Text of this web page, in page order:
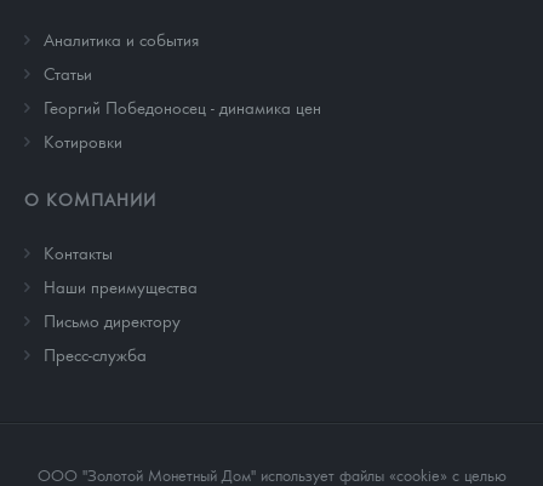
Аналитика и события
Cтатьи
Георгий Победоносец - динамика цен
Котировки
О КОМПАНИИ
Контакты
Наши преимущества
Письмо директору
Пресс-служба
ООО "Золотой Монетный Дом" использует файлы «cookie» с целью